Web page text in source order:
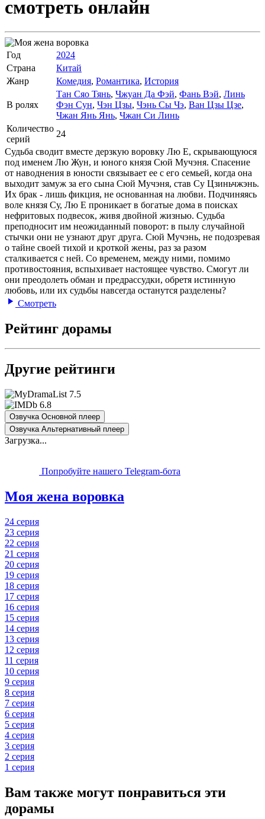
смотреть онлайн
Год
2024
Страна
Китай
Жанр
Комедия, Романтика, История
В ролях
Тан Сяо Тянь, Чжуан Да Фэй, Фань Вэй, Линь
Фэн Сун, Чэн Цзы, Чэнь Сы Чэ, Ван Цзы Цзе,
Чжан Янь Янь, Чжан Си Линь
Количество
серий
24
Судьба сводит вместе дерзкую воровку Лю Е, скрывающуюся
под именем Лю Жун, и юного князя Сюй Мучэня. Спасение
от наводнения в юности связывает ее с его семьей, когда она
выходит замуж за его сына Сюй Мучэня, став Су Цзиньчжэнь.
Их брак - лишь фикция, не основанная на любви. Подчиняясь
воле князя Су, Лю Е проникает в богатые дома в поисках
нефритовых подвесок, живя двойной жизнью. Судьба
преподносит им неожиданный поворот: в пылу случайной
стычки они не узнают друг друга. Сюй Мучэнь, не подозревая
о тайне своей тихой и кроткой жены, раз за разом
сталкивается с ней. Со временем, между ними, помимо
противостояния, вспыхивает настоящее чувство. Смогут ли
они преодолеть обман и предрассудки, обретя истинную
любовь, или их судьбы навсегда останутся разделены?
Смотреть
Рейтинг дорамы
Другие рейтинги
7.5
6.8
Озвучка Основной плеер
Озвучка Альтернативный плеер
Загрузка...
Попробуйте нашего Telegram-бота
Моя жена воровка
24 серия
23 серия
22 серия
21 серия
20 серия
19 серия
18 серия
17 серия
16 серия
15 серия
14 серия
13 серия
12 серия
11 серия
10 серия
9 серия
8 серия
7 серия
6 серия
5 серия
4 серия
3 серия
2 серия
1 серия
Вам также могут понравиться эти
дорамы